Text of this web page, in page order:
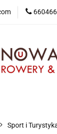
Sport i